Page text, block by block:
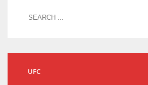
UFC